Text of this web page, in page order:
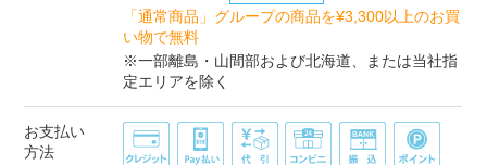
「通常商品」グループの商品を¥3,300以上のお買
い物で無料
※一部離島・山間部および北海道、または当社指
定エリアを除く
お支払い
方法